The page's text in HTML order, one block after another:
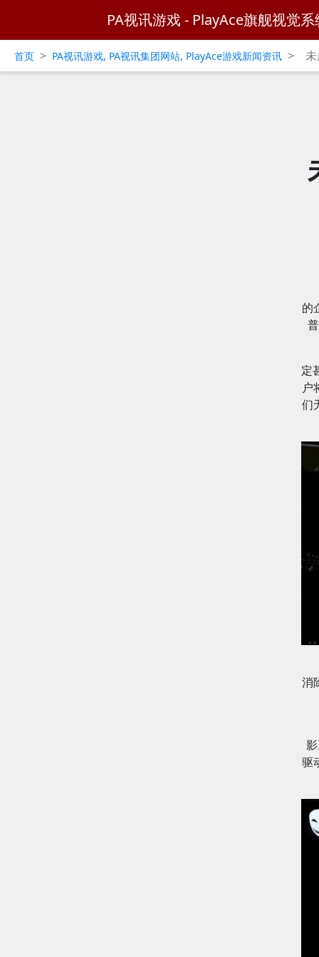
PA视讯游戏 - PlayAce旗舰视觉系
首页 > PA视讯游戏, PA视讯集团网站, PlayAce游戏新闻资讯 >
的
定
户
们
消
驱